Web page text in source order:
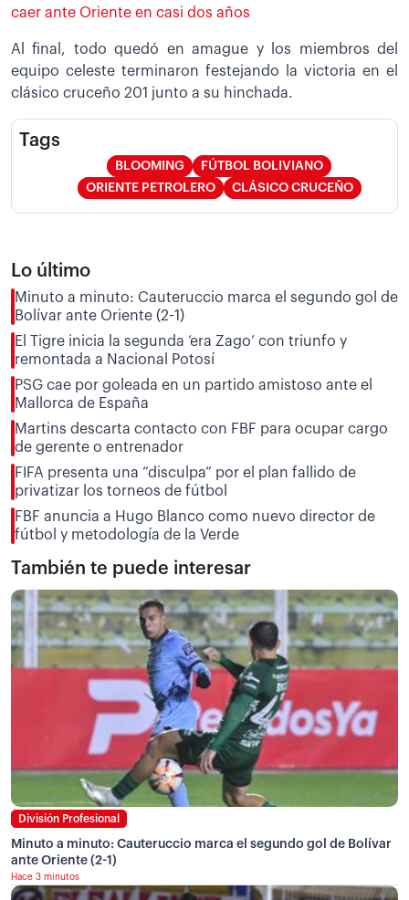
caer ante Oriente en casi dos años
Al final, todo quedó en amague y los miembros del
equipo celeste terminaron festejando la victoria en el
clásico cruceño 201 junto a su hinchada.
Tags
BLOOMING
FÚTBOL BOLIVIANO
ORIENTE PETROLERO
CLÁSICO CRUCEÑO
Lo último
Minuto a minuto: Cauteruccio marca el segundo gol de
Bolívar ante Oriente (2-1)
El Tigre inicia la segunda ‘era Zago’ con triunfo y
remontada a Nacional Potosí
PSG cae por goleada en un partido amistoso ante el
Mallorca de España
Martins descarta contacto con FBF para ocupar cargo
de gerente o entrenador
FIFA presenta una “disculpa” por el plan fallido de
privatizar los torneos de fútbol
FBF anuncia a Hugo Blanco como nuevo director de
fútbol y metodología de la Verde
También te puede interesar
División Profesional
Minuto a minuto: Cauteruccio marca el segundo gol de Bolívar
ante Oriente (2-1)
Hace 3 minutos